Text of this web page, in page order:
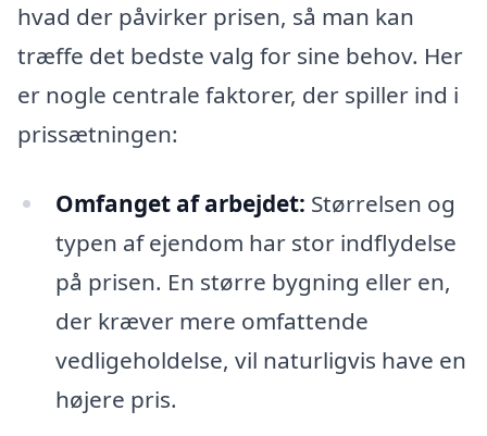
hvad der påvirker prisen, så man kan
træffe det bedste valg for sine behov. Her
er nogle centrale faktorer, der spiller ind i
prissætningen:
Omfanget af arbejdet: Størrelsen og
typen af ejendom har stor indflydelse
på prisen. En større bygning eller en,
der kræver mere omfattende
vedligeholdelse, vil naturligvis have en
højere pris.